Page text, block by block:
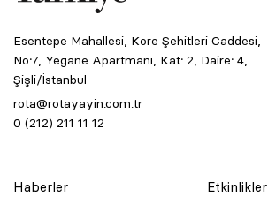
Esentepe Mahallesi, Kore Şehitleri Caddesi,
No:7, Yegane Apartmanı, Kat: 2, Daire: 4,
Şişli/İstanbul
rota@rotayayin.com.tr
0 (212) 211 11 12
Haberler
Etkinlikler